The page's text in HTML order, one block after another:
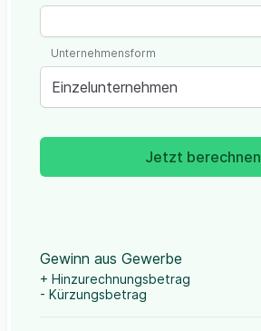
Einzelunternehmen
Unternehmensform
Jetzt berechnen
Gewinn aus Gewerbe
+ Hinzurechnungsbetrag
- Kürzungsbetrag